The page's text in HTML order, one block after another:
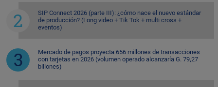
SIP Connect 2026 (parte III): ¿cómo nace el nuevo estándar
de producción? (Long video + Tik Tok + multi cross +
eventos)
Mercado de pagos proyecta 656 millones de transacciones
con tarjetas en 2026 (volumen operado alcanzaría G. 79,27
billones)